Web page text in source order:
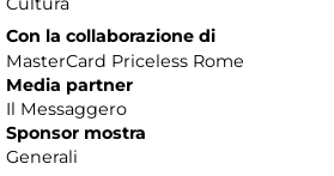
Con la collaborazione di
MasterCard Priceless Rome
Media partner
Il Messaggero
Sponsor mostra
Generali